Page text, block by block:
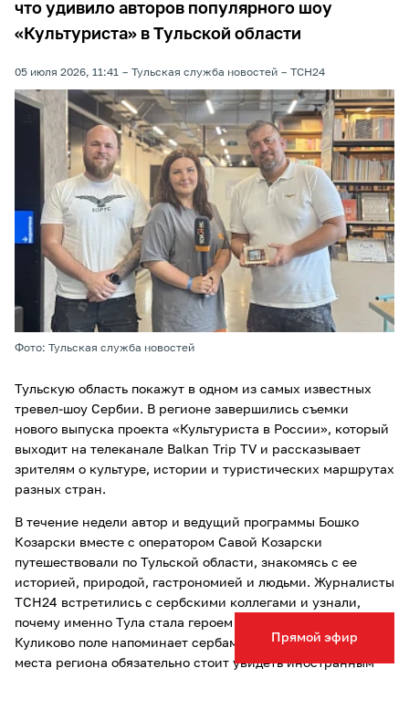
Прямой эфир
что удивило авторов популярного шоу
«Культуриста» в Тульской области
05 июля 2026, 11:41 Тульская служба новостей ТСН24
Фото: Тульская служба новостей
Тульскую область покажут в одном из самых известных
тревел-шоу Сербии. В регионе завершились съемки
нового выпуска проекта «Культуриста в России», который
выходит на телеканале Balkan Trip TV и рассказывает
зрителям о культуре, истории и туристических маршрутах
разных стран.
В течение недели автор и ведущий программы Бошко
Козарски вместе с оператором Савой Козарски
путешествовали по Тульской области, знакомясь с ее
историей, природой, гастрономией и людьми. Журналисты
ТСН24 встретились с сербскими коллегами и узнали,
почему именно Тула стала героем нового выпуска, чем
Куликово поле напоминает сербам Косово поле и какие
места региона обязательно стоит увидеть иностранным